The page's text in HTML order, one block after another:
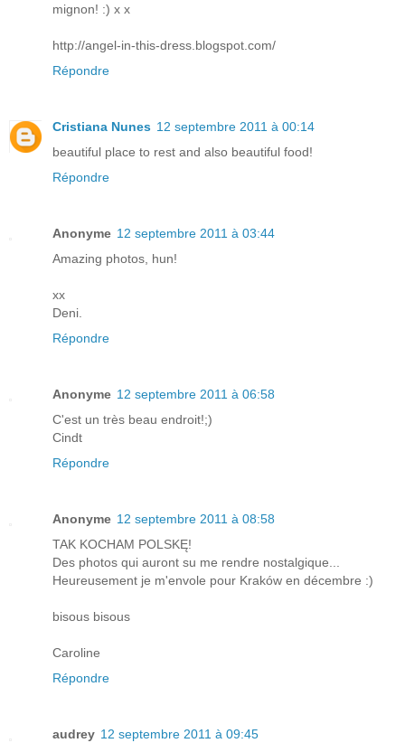
mignon! :) x x
http://angel-in-this-dress.blogspot.com/
Répondre
Cristiana Nunes 12 septembre 2011 à 00:14
beautiful place to rest and also beautiful food!
Répondre
Anonyme 12 septembre 2011 à 03:44
Amazing photos, hun!
xx
Deni.
Répondre
Anonyme 12 septembre 2011 à 06:58
C'est un très beau endroit!;)
Cindt
Répondre
Anonyme 12 septembre 2011 à 08:58
TAK KOCHAM POLSKĘ!
Des photos qui auront su me rendre nostalgique...
Heureusement je m'envole pour Kraków en décembre :)
bisous bisous
Caroline
Répondre
audrey 12 septembre 2011 à 09:45